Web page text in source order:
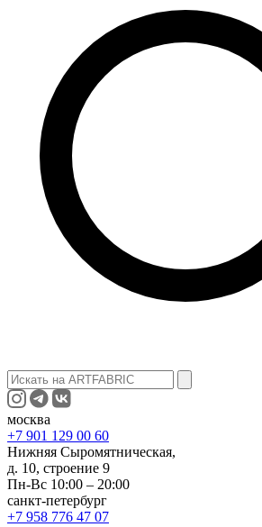
москва
+7 901 129 00 60
Нижняя Сыромятническая,
д. 10, строение 9
Пн-Вс 10:00 – 20:00
санкт-петербург
+7 958 776 47 07